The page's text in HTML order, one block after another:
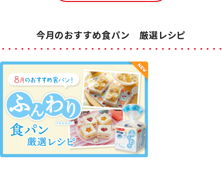
今月のおすすめ食パン 厳選レシピ